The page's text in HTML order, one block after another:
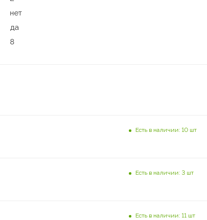
нет
да
8
Есть в наличии: 10 шт
Есть в наличии: 3 шт
Есть в наличии: 11 шт